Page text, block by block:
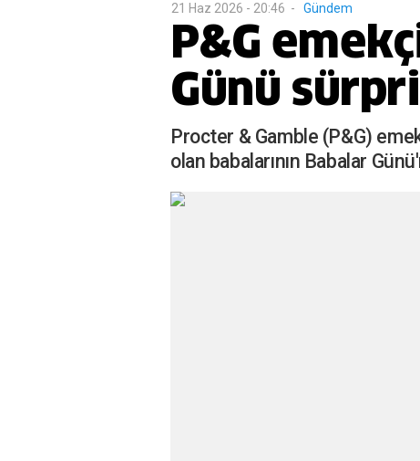
21 Haz 2026 - 20:46 - Gündem
P&G
Günü
Procter & Gamble (P&G)
olan babalarının Babalar